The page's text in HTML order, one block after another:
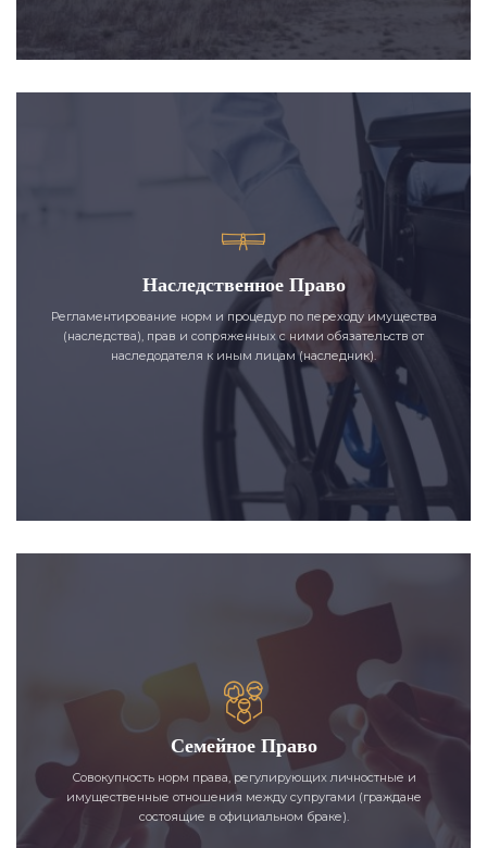
Наследственное Право
Регламентирование норм и процедур по переходу имущества
(наследства), прав и сопряженных с ними обязательств от
наследодателя к иным лицам (наследник).
Семейное Право
Совокупность норм права, регулирующих личностные и
имущественные отношения между супругами (граждане
состоящие в официальном браке).